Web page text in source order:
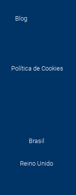
Blog
Política de Cookies
Brasil
Reino Unido